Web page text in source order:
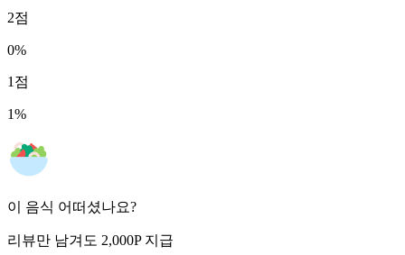
2점
0%
1 점
1%
이 음식 어떠셨나요?
리뷰만 남겨도 2,000P 지급